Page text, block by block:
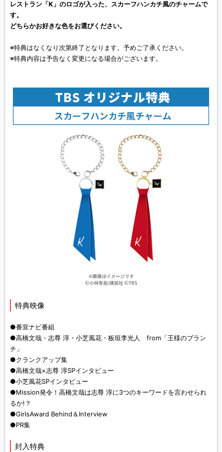
レストラン「K」のロゴが入った、スカーフハンカチ風のチャームで
す。
どちらかお好きな色をお選びください。
※特典はなくなり次第終了となります。予めご了承ください。
※特典内容は予告なく変更になる場合がございます。
特典映像
●番宣ナビ番組
●高橋文哉・志尊 淳・小芝風花・板垣李光人 from「王様のブラン
チ」
●クランクアップ集
●高橋文哉×志尊 淳SPインタビュー
●小芝風花SPインタビュー
●Mission発令！高橋文哉は志尊 淳に3つのキーワードを言わせられ
るか!？
●GirlsAward Behind＆Interview
●PR集
封入特典